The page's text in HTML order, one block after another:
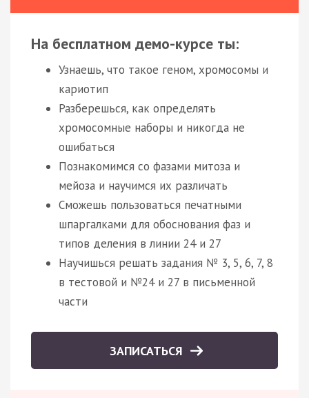
На бесплатном демо-курсе ты:
Узнаешь, что такое геном, хромосомы и
кариотип
Разберешься, как определять
хромосомные наборы и никогда не
ошибаться
Познакомимся со фазами митоза и
мейоза и научимся их различать
Сможешь пользоваться печатными
шпаргалками для обоснования фаз и
типов деления в линии 24 и 27
Научишься решать задания № 3, 5, 6, 7, 8
в тестовой и №24 и 27 в письменной
части
ЗАПИСАТЬСЯ